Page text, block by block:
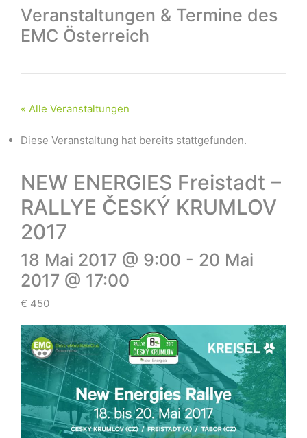
Veranstaltungen & Termine des
EMC Österreich
« Alle Veranstaltungen
Diese Veranstaltung hat bereits stattgefunden.
NEW ENERGIES Freistadt –
RALLYE ČESKÝ KRUMLOV
2017
18 Mai 2017 @ 9:00 - 20 Mai
2017 @ 17:00
€ 450